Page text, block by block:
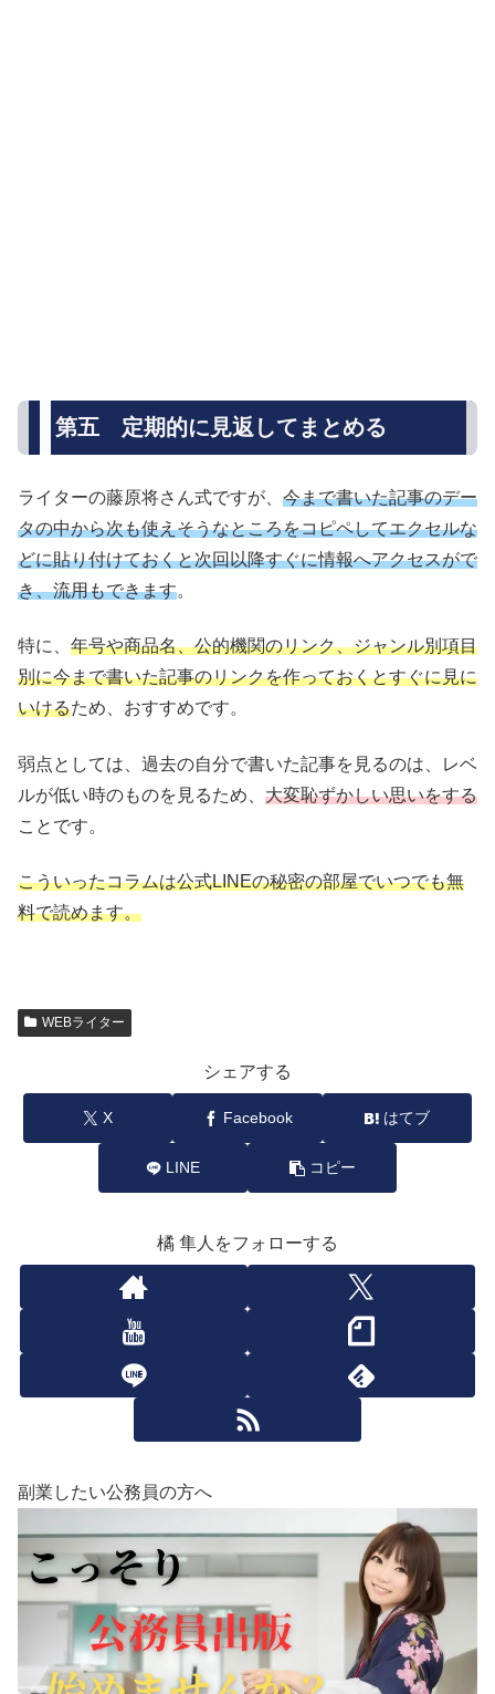
第五 定期的に見返してまとめる
ライターの藤原将さん式ですが、 今まで書いた記事のデー
タの中から次も使えそうなところをコピペしてエクセルな
どに貼り付けておくと次回以降すぐに情報へアクセスがで
き、流用もできます。
特に、 年号や商品名、公的機関のリンク、ジャンル別項目
別に今まで書いた記事のリンクを作っておくとすぐに見に
いけるため、おすすめです。
弱点としては、過去の自分で書いた記事を見るのは、レベ
ルが低い時のものを見るため、 大変恥ずかしい思いをする
ことです。
こういったコラムは公式LINEの秘密の部屋でいつでも無
料で読めます。
WEBライター
シェアする
X Facebook はてブ
LINE コピー
橘 隼人をフォローする
副業したい公務員の方へ